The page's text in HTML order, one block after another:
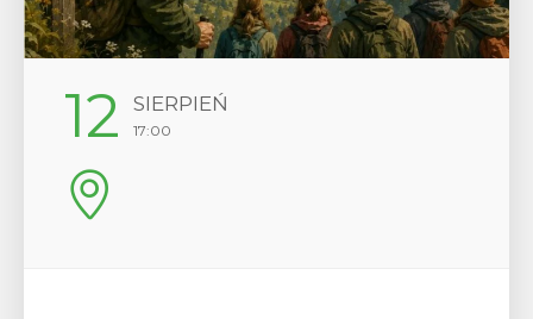
12 SIERPIEŃ
17:00